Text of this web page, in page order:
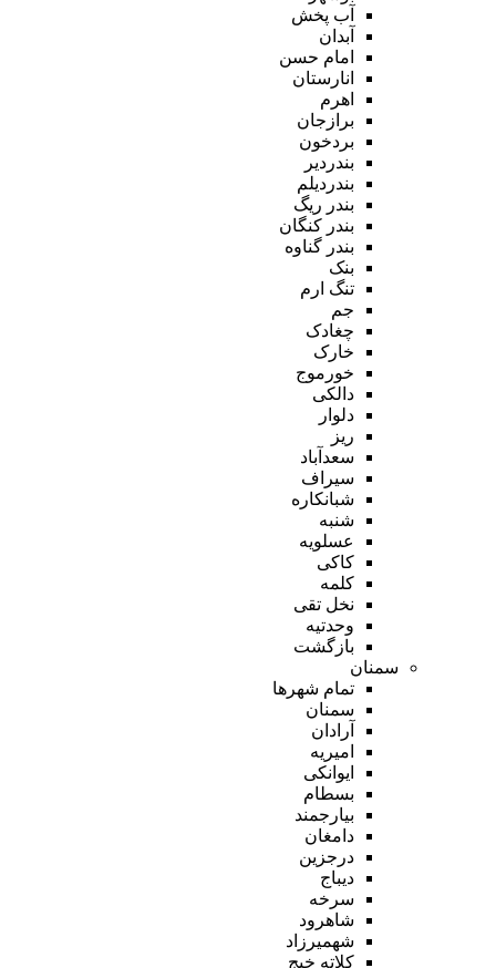
آب پخش
آبدان
امام حسن
انارستان
اهرم
برازجان
بردخون
بندردیر
بندردیلم
بندر ریگ
بندر کنگان
بندر گناوه
بنک
تنگ ارم
جم
چغادک
خارک
خورموج
دالکی
دلوار
ریز
سعدآباد
سیراف
شبانکاره
شنبه
عسلویه
کاکی
کلمه
نخل تقی
وحدتیه
بازگشت
سمنان
تمام شهر‌ها
سمنان
آرادان
امیریه
ایوانکی
بسطام
بیارجمند
دامغان
درجزین
دیباج
سرخه
شاهرود
شهمیرزاد
کلاته خیج